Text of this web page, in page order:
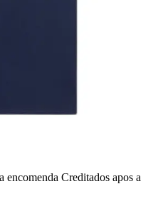
encomenda Creditados apos a